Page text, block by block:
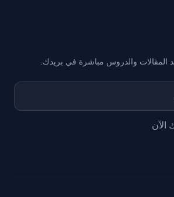
المقالات والدروس مباشرة في بريدك.
الآن